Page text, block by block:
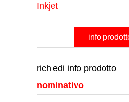
Inkjet
info
richiedi info prodotto
nominativo